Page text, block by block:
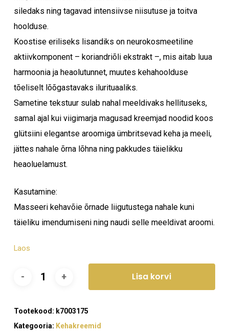
siledaks ning tagavad intensiivse niisutuse ja toitva
hoolduse.
Koostise eriliseks lisandiks on neurokosmeetiline
aktiivkomponent – koriandriõli ekstrakt –, mis aitab luua
harmoonia ja heaolutunnet, muutes kehahoolduse
tõeliselt lõõgastavaks ilurituaaliks.
Sametine tekstuur sulab nahal meeldivaks hellituseks,
samal ajal kui viigimarja magusad kreemjad noodid koos
glütsiini elegantse aroomiga ümbritsevad keha ja meeli,
jättes nahale õrna lõhna ning pakkudes täielikku
heaoluelamust.
Kasutamine:
Masseeri kehavõie õrnade liigutustega nahale kuni
täieliku imendumiseni ning naudi selle meeldivat aroomi.
Laos
Lisa korvi
Tootekood: k7003175
Kategooria: Kehakreemid